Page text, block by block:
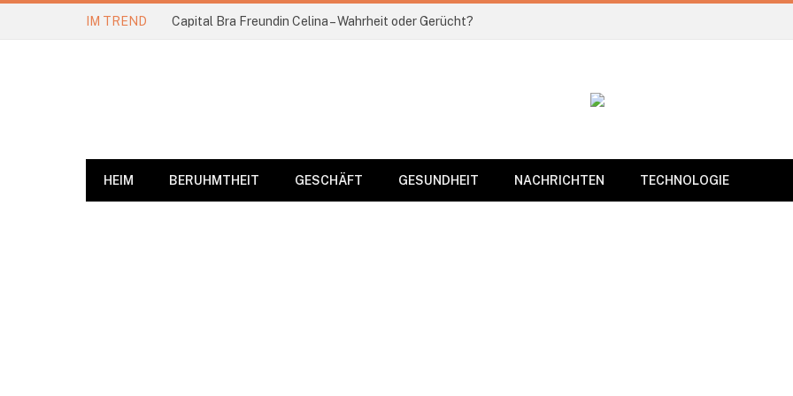
IM TREND Capital Bra Freundin Celina – Wahrheit oder Gerücht?
HEIM BERUHMTHEIT GESCHÄFT GESUNDHEIT NACHRICHTEN TECHNOLOGIE